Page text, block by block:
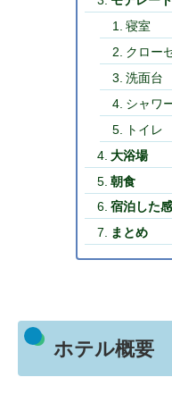
寝室
クロー
洗面台
シャワ
トイレ
大浴場
朝食
宿泊した
まとめ
ホテル概要